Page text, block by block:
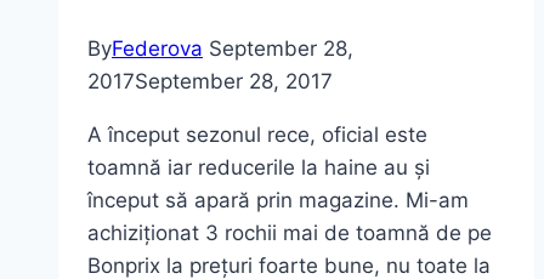
ByFederova September 28,
2017September 28, 2017
A început sezonul rece, oficial este
toamnă iar reducerile la haine au și
început să apară prin magazine. Mi-am
achiziționat 3 rochii mai de toamnă de pe
Bonprix la prețuri foarte bune, nu toate la